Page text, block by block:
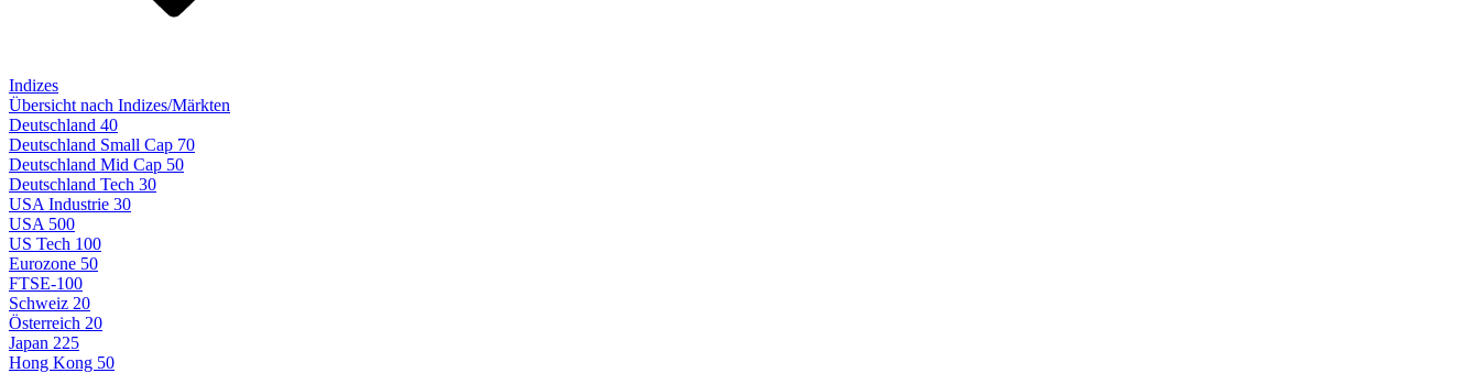
Indizes
Übersicht nach Indizes/Märkten
Deutschland 40
Deutschland Small Cap 70
Deutschland Mid Cap 50
Deutschland Tech 30
USA Industrie 30
USA 500
US Tech 100
Eurozone 50
FTSE-100
Schweiz 20
Österreich 20
Japan 225
Hong Kong 50